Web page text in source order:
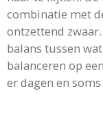
combinatie met
ontzettend
balans tussen
balanceren op
er dagen en